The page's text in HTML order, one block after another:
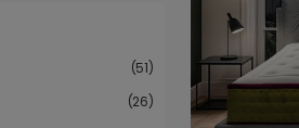
51
26